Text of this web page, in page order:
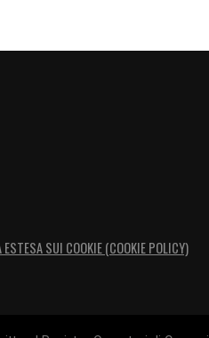
ESTESA SUI COOKIE (COOKIE POLICY)